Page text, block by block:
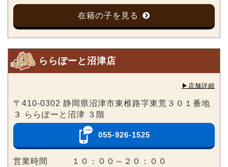
在籍の子を見る
ららぽーと沼津店
▶︎店舗詳細
〒410-0302 静岡県沼津市東椎路字東荒３０１番地
３ ららぽーと沼津 ３階
055-926-1525
営業時間
１０：００～２０：００